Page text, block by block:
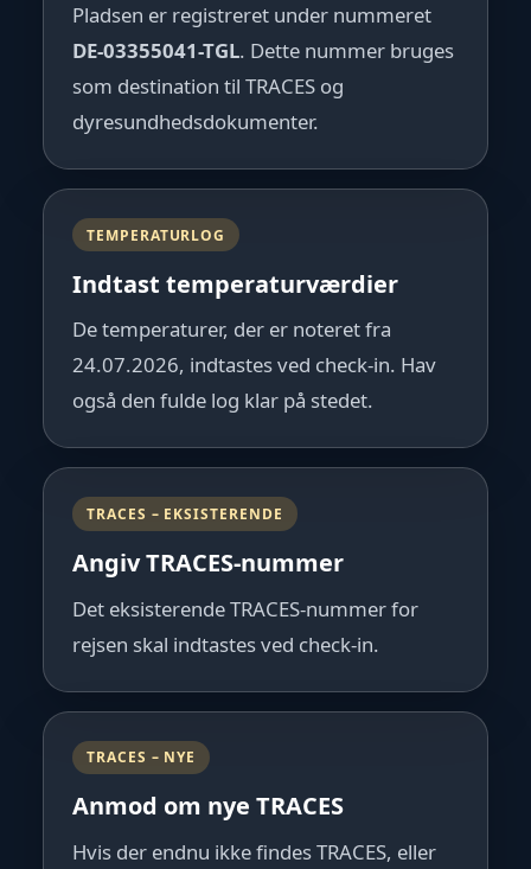
Pladsen er registreret under nummeret
DE-03355041-TGL. Dette nummer bruges
som destination til TRACES og
dyresundhedsdokumenter.
TEMPERATURLOG
Indtast temperaturværdier
De temperaturer, der er noteret fra
24.07.2026, indtastes ved check-in. Hav
også den fulde log klar på stedet.
TRACES – EKSISTERENDE
Angiv TRACES-nummer
Det eksisterende TRACES-nummer for
rejsen skal indtastes ved check-in.
TRACES – NYE
Anmod om nye TRACES
Hvis der endnu ikke findes TRACES, eller